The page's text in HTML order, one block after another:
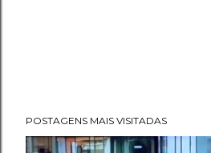
POSTAGENS MAIS VISITADAS